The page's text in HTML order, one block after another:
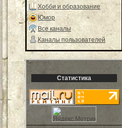
Хобби и образование
Юмор
Все каналы
Каналы пользователей
Статистика